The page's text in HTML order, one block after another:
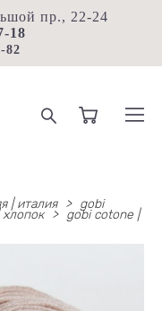
пр., 22-24
18
82
| италия >
gobi
>
gobi cotone |